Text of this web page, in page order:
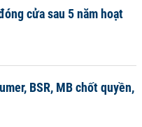
cửa sau 5 năm hoạt
BSR, MB chốt quyền,